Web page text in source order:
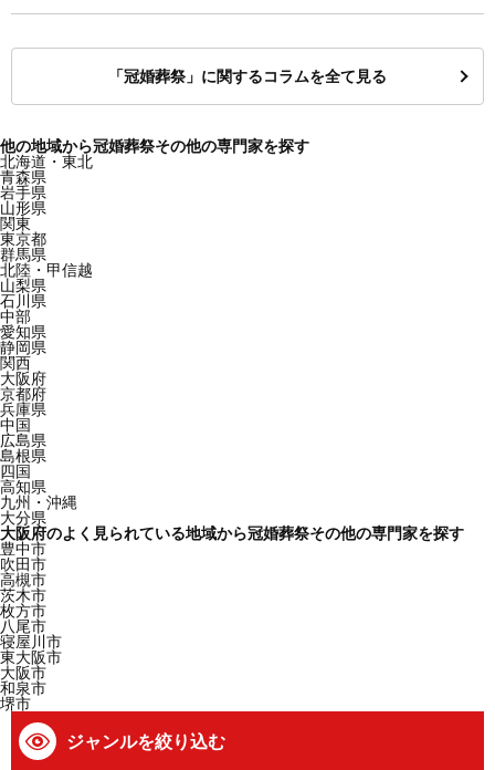
「冠婚葬祭」に関するコラムを全て見る
他の地域から冠婚葬祭その他の専門家を探す
北海道・東北
青森県
岩手県
山形県
関東
東京都
群馬県
北陸・甲信越
山梨県
石川県
中部
愛知県
静岡県
関西
大阪府
京都府
兵庫県
中国
広島県
島根県
四国
高知県
九州・沖縄
大分県
大阪府のよく見られている地域から冠婚葬祭その他の専門家を探す
豊中市
吹田市
高槻市
茨木市
枚方市
八尾市
寝屋川市
東大阪市
大阪市
和泉市
堺市
ジャンルを絞り込む